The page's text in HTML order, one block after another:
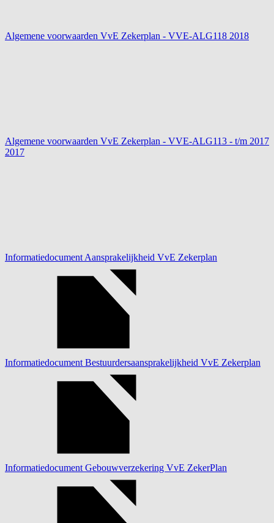
Algemene voorwaarden VvE Zekerplan - VVE-ALG118 2018
Algemene voorwaarden VvE Zekerplan - VVE-ALG113 - t/m 2017
2017
Informatiedocument Aansprakelijkheid VvE Zekerplan
Informatiedocument Bestuurdersaansprakelijkheid VvE Zekerplan
Informatiedocument Gebouwverzekering VvE ZekerPlan